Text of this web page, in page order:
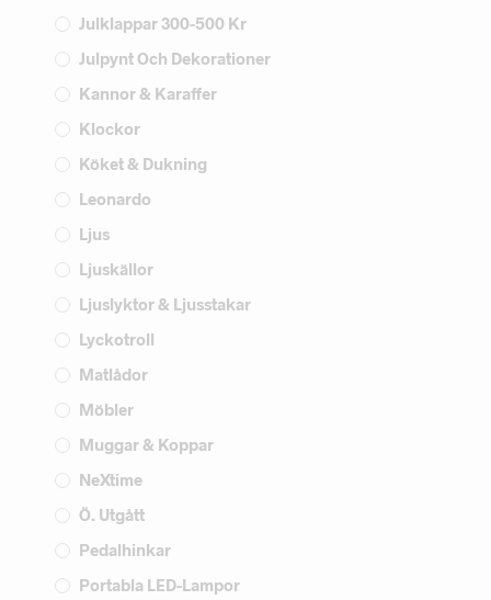
Julklappar 300-500 Kr
Julpynt Och Dekorationer
Kannor & Karaffer
Klockor
Köket & Dukning
Leonardo
Ljus
Ljuskällor
Ljuslyktor & Ljusstakar
Lyckotroll
Matlådor
Möbler
Muggar & Koppar
NeXtime
Ö. Utgått
Pedalhinkar
Portabla LED-Lampor